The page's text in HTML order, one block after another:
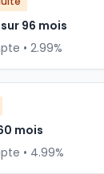
96 mois
• 2.99%
mois
• 4.99%